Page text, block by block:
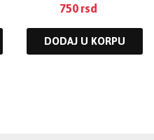
750 rsd
DODAJ U KORPU